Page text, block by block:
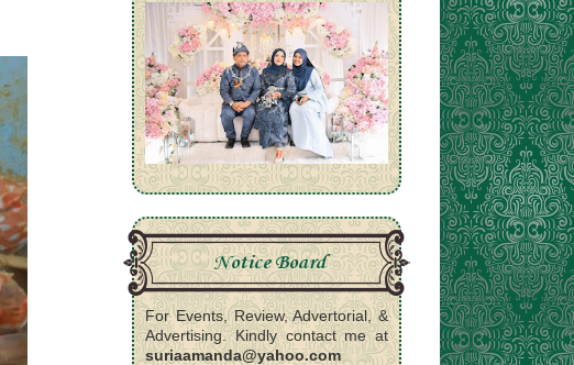
Notice Board
For Events, Review, Advertorial, &
Advertising. Kindly contact me at
suriaamanda@yahoo.com